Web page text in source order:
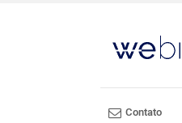
Contato